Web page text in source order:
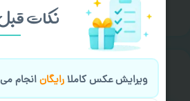
خیالت راحت از
نکات
ویرایش عکس کاملارایگانانجام